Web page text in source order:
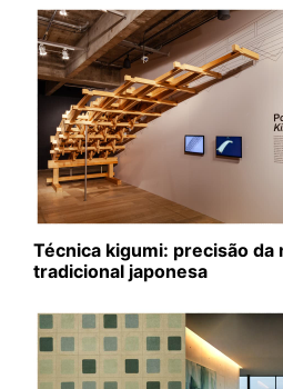
Técnica kigumi: precisão da
tradicional japonesa